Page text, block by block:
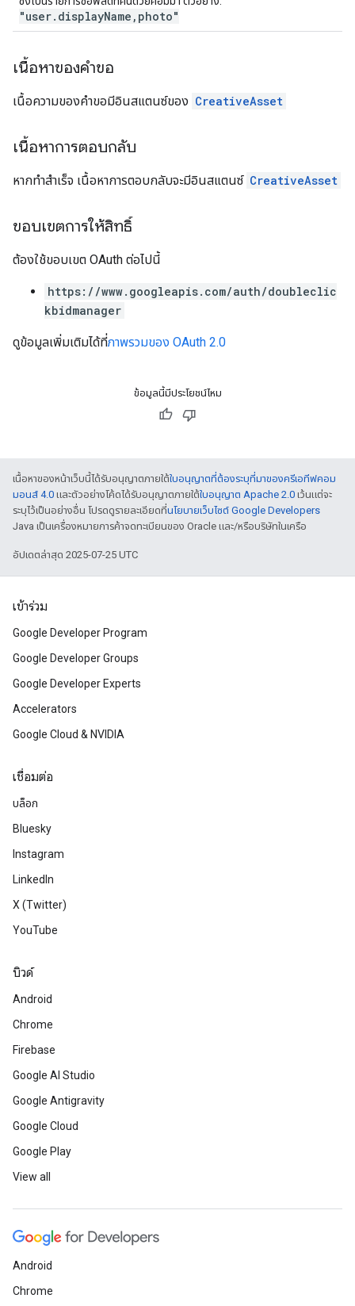
"user.displayName,photo"
เนื้อหาของคำขอ
เนื้อความของคำขอมีอินสแตนซ์ของ CreativeAsset
เนื้อหาการตอบกลับ
หากทำสำเร็จ เนื้อหาการตอบกลับจะมีอินสแตนซ์ CreativeAsset
ขอบเขตการให้สิทธิ์
ต้องใช้ขอบเขต OAuth ต่อไปนี้
https://www.googleapis.com/auth/doubleclic
kbidmanager
ดูข้อมูลเพิ่มเติมได้ที่ภาพรวมของ OAuth 2.0
ข้อมูลนี้มีประโยชน์ไหม
เนื้อหาของหน้าเว็บนี้ได้รับอนุญาตภายใต้ใบอนุญาตที่ต้องระบุที่มาของครีเอทีฟคอม
มอนส์ 4.0 และตัวอย่างโค้ดได้รับอนุญาตภายใต้ใบอนุญาต Apache 2.0 เว้นแต่จะ
ระบุไว้เป็นอย่างอื่น โปรดดูรายละเอียดที่นโยบายเว็บไซต์ Google Developers
Java เป็นเครื่องหมายการค้าจดทะเบียนของ Oracle และ/หรือบริษัทในเครือ
อัปเดตล่าสุด 2025-07-25 UTC
เข้าร่วม
Google Developer Program
Google Developer Groups
Google Developer Experts
Accelerators
Google Cloud & NVIDIA
เชื่อมต่อ
บล็อก
Bluesky
Instagram
LinkedIn
X (Twitter)
YouTube
บิวด์
Android
Chrome
Firebase
Google AI Studio
Google Antigravity
Google Cloud
Google Play
View all
Android
Chrome